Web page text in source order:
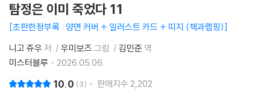
탐정은 이미 죽었다 11
초판한정부록 : 양면 커버 + 일러스트 카드 + 띠지 (책과랩핑)
니고 쥬우 저 우미보즈 그림 김민준 역
미스터블루
2026.05.06.
10.0 3 판매지수 2,202